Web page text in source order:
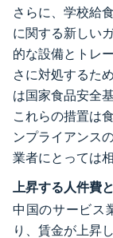
さらに、学校給
に関する新しい
的な設備とトレ
さに対処するた
は国家食品安全
これらの措置は
ンプライアンス
業者にとっては
上昇する人件費
中国のサービス
り、賃金が上昇